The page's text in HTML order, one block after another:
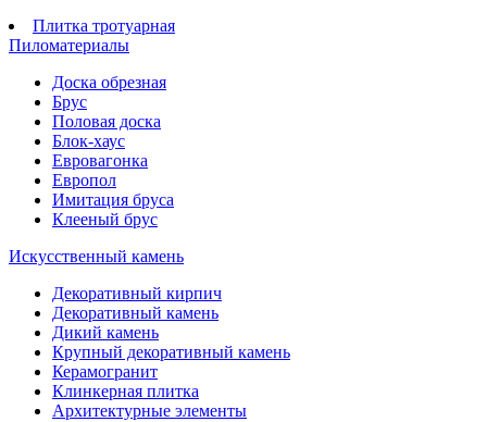
Плитка тротуарная
Пиломатериалы
Доска обрезная
Брус
Половая доска
Блок-хаус
Евровагонка
Европол
Имитация бруса
Клееный брус
Искусственный камень
Декоративный кирпич
Декоративный камень
Дикий камень
Крупный декоративный камень
Керамогранит
Клинкерная плитка
Архитектурные элементы